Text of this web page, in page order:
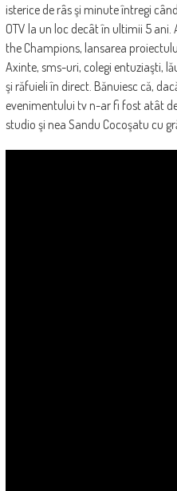
isterice de râs şi minute întregi
OTV la un loc decât în ultimii 5
the Champions, lansarea
Axinte, sms-uri, colegi entuziaşti,
şi răfuieli în direct. Bănuiesc că,
evenimentului tv n-ar fi fost atât
studio şi nea Sandu Cocoşatu cu